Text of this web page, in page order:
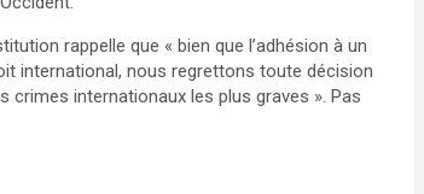
rappelle que « bien que l’adhésion à un
international, nous regrettons toute décision
internationaux les plus graves ». Pas